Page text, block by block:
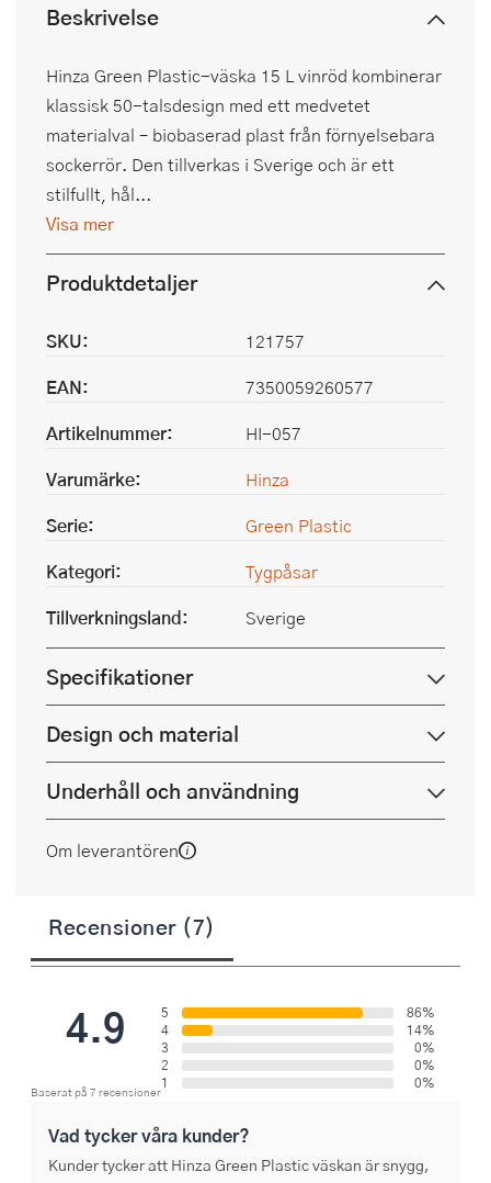
Beskrivelse
Hinza Green Plastic-väska 15 L vinröd kombinerar
klassisk 50-talsdesign med ett medvetet
materialval – biobaserad plast från förnyelsebara
sockerrör. Den tillverkas i Sverige och är ett
stilfullt, hål...
Visa mer
Produktdetaljer
SKU:
121757
EAN:
7350059260577
Artikelnummer:
HI-057
Varumärke:
Hinza
Serie:
Green Plastic
Kategori:
Tygpåsar
Tillverkningsland:
Sverige
Specifikationer
Design och material
Underhåll och användning
Om leverantören
Recensioner (7)
4.9
Baserat på 7 recensioner
5
86%
4
14%
3
0%
2
0%
1
0%
Vad tycker våra kunder?
Kunder tycker att Hinza Green Plastic väskan är snygg,